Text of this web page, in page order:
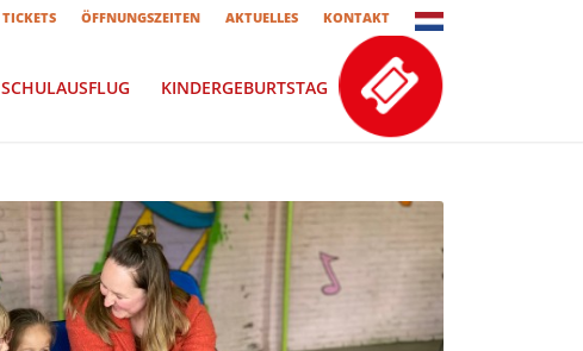
TICKETS ÖFFNUNGSZEITEN AKTUELLES KONTAKT
SCHULAUSFLUG KINDERGEBURTSTAG